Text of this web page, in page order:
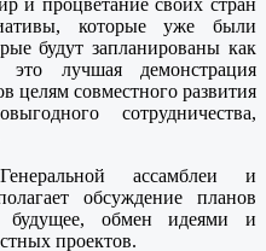
и процветание своих стран
которые уже были
будут запланированы как
это лучшая демонстрация
целям совместного развития
сотрудничества,
ассамблеи и
обсуждение планов
будущее, обмен идеями и
проектов.